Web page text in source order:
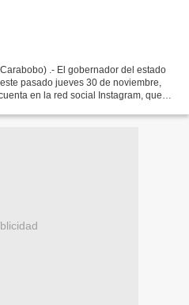
.- El gobernador del estado
pasado jueves 30 de noviembre,
en la red social Instagram, que